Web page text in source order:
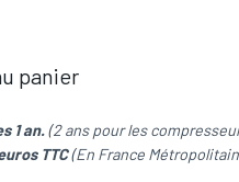
panier
1 an.(2 ans pour les
TTC(En France